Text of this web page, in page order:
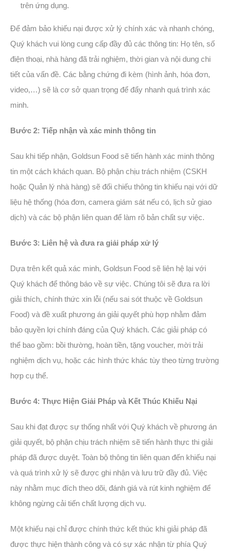
trên ứng dụng.
Để đảm bảo khiếu nại được xử lý chính xác và nhanh chóng,
Quý khách vui lòng cung cấp đầy đủ các thông tin: Họ tên, số
điện thoại, nhà hàng đã trải nghiệm, thời gian và nội dung chi
tiết của vấn đề. Các bằng chứng đi kèm (hình ảnh, hóa đơn,
video,…) sẽ là cơ sở quan trọng để đẩy nhanh quá trình xác
minh.
Bước 2: Tiếp nhận và xác minh thông tin
Sau khi tiếp nhận, Goldsun Food sẽ tiến hành xác minh thông
tin một cách khách quan. Bộ phận chịu trách nhiệm (CSKH
hoặc Quản lý nhà hàng) sẽ đối chiếu thông tin khiếu nại với dữ
liệu hệ thống (hóa đơn, camera giám sát nếu có, lịch sử giao
dịch) và các bộ phận liên quan để làm rõ bản chất sự việc.
Bước 3: Liên hệ và đưa ra giải pháp xử lý
Dựa trên kết quả xác minh, Goldsun Food sẽ liên hệ lại với
Quý khách để thông báo về sự việc. Chúng tôi sẽ đưa ra lời
giải thích, chính thức xin lỗi (nếu sai sót thuộc về Goldsun
Food) và đề xuất phương án giải quyết phù hợp nhằm đảm
bảo quyền lợi chính đáng của Quý khách. Các giải pháp có
thể bao gồm: bồi thường, hoàn tiền, tặng voucher, mời trải
nghiệm dịch vụ, hoặc các hình thức khác tùy theo từng trường
hợp cụ thể.
Bước 4: Thực Hiện Giải Pháp và Kết Thúc Khiếu Nại
Sau khi đạt được sự thống nhất với Quý khách về phương án
giải quyết, bộ phận chịu trách nhiệm sẽ tiến hành thực thi giải
pháp đã được duyệt. Toàn bộ thông tin liên quan đến khiếu nại
và quá trình xử lý sẽ được ghi nhận và lưu trữ đầy đủ. Việc
này nhằm mục đích theo dõi, đánh giá và rút kinh nghiệm để
không ngừng cải tiến chất lượng dịch vụ.
Một khiếu nại chỉ được chính thức kết thúc khi giải pháp đã
được thực hiện thành công và có sự xác nhận từ phía Quý